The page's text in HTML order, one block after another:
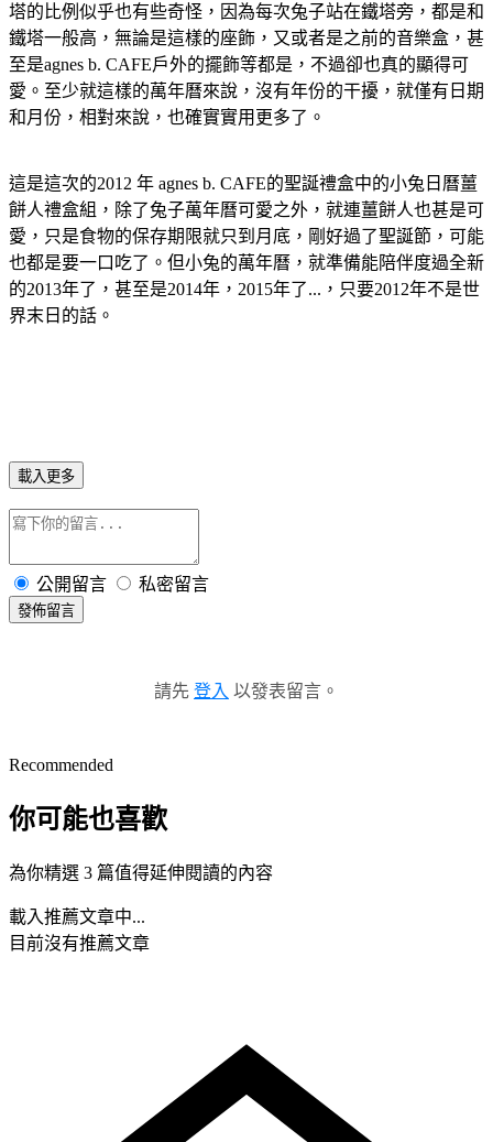
塔的比例似乎也有些奇怪，因為每次兔子站在鐵塔旁，都是和
鐵塔一般高，無論是這樣的座飾，又或者是之前的音樂盒，甚
至是agnes b. CAFE戶外的擺飾等都是，不過卻也真的顯得可
愛。至少就這樣的萬年曆來說，沒有年份的干擾，就僅有日期
和月份，相對來說，也確實實用更多了。
這是這次的2012 年 agnes b. CAFE的聖誕禮盒中的小兔日曆薑
餅人禮盒組，除了兔子萬年曆可愛之外，就連薑餅人也甚是可
愛，只是食物的保存期限就只到月底，剛好過了聖誕節，可能
也都是要一口吃了。但小兔的萬年曆，就準備能陪伴度過全新
的2013年了，甚至是2014年，2015年了...，只要2012年不是世
界末日的話。
載入更多
公開留言 私密留言
發佈留言
請先 登入 以發表留言。
Recommended
你可能也喜歡
為你精選 3 篇值得延伸閱讀的內容
載入推薦文章中...
目前沒有推薦文章